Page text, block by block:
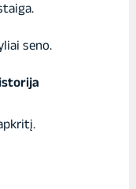
seno.